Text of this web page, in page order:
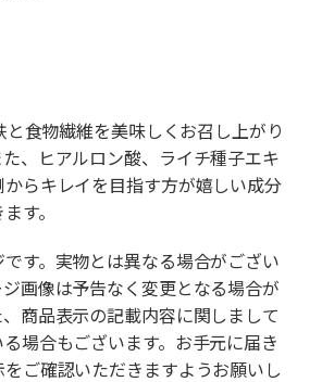
と食物繊維を美味しくお召し上がり
、ヒアルロン酸、ライチ種子エキ
からキレイを目指す方が嬉しい成分
す。
す。実物とは異なる場合がござい
画像は予告なく変更となる場合が
商品表示の記載内容に関しまして
場合もございます。お手元に届き
をご確認いただきますようお願いし